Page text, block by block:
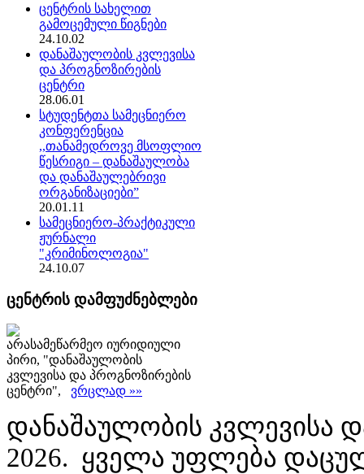
ცენტრის სახელით
გამოცემული წიგნები
24.10.02
დანაშაულობის კვლევისა
და პროგნოზირების
ცენტრი
28.06.01
სტუდენტთა სამეცნიერო
კონფერენცია
,,თანამედროვე მსოფლიო
წესრიგი – დანაშაულობა
და დანაშაულებრივი
ორგანიზაციები”
20.01.11
სამეცნიერო-პრაქტიკული
ჟურნალი
"კრიმინოლოგია"
24.10.07
ცენტრის დამფუძნებლები
არასამეწარმეო იურიდიული
პირი, "დანაშაულობის
კვლევისა და პროგნოზირების
ცენტრი", ვრცლად »»
დანაშაულობის კვლევისა
2026. ყველა უფლება